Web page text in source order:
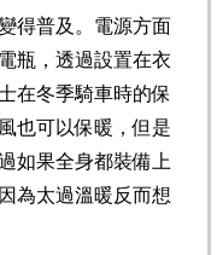
得普及。電源方面
瓶，透過設置在衣
在冬季騎車時的保
也可以保暖，但是
如果全身都裝備上
為太過溫暖反而想